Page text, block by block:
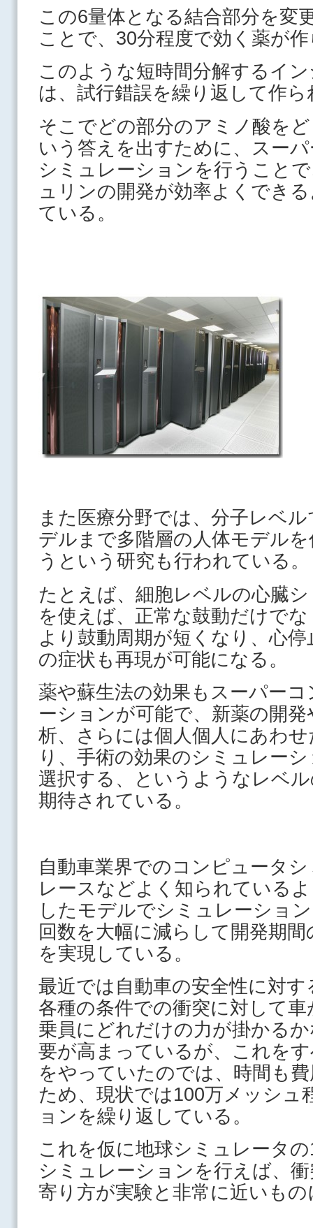
この6量体となる結合部分を変
ことで、30分程度で効く薬が
このような短時間分解するイ
は、試行錯誤を繰り返して作ら
そこでどの部分のアミノ酸を
いう答えを出すために、スー
シミュレーションを行うこと
ュリンの開発が効率よくでき
ている。
また医療分野では、分子レベ
デルまで多階層の人体モデル
うという研究も行われている。
たとえば、細胞レベルの心臓
を使えば、正常な鼓動だけで
より鼓動周期が短くなり、心
の症状も再現が可能になる。
薬や蘇生法の効果もスーパー
ーションが可能で、新薬の開
析、さらには個人個人にあわ
り、手術の効果のシミュレー
選択する、というようなレベ
期待されている。
自動車業界でのコンピュータ
レースなどよく知られている
したモデルでシミュレーショ
回数を大幅に減らして開発期
を実現している。
最近では自動車の安全性に対
各種の条件での衝突に対して
乗員にどれだけの力が掛かる
要が高まっているが、これを
をやっていたのでは、時間も
ため、現状では100万メッシュ
ョンを繰り返している。
これを仮に地球シミュレータ
シミュレーションを行えば、
寄り方が実験と非常に近いも